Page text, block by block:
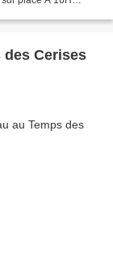
des Cerises